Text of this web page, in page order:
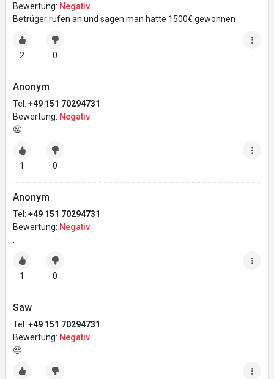
Bewertung: Negativ
Betrüger rufen an und sagen man hätte 1500€ gewonnen
2 0
Anonym
Tel: +49 151 70294731
Bewertung: Negativ
🤬
1 0
Anonym
Tel: +49 151 70294731
Bewertung: Negativ
1 0
Saw
Tel: +49 151 70294731
Bewertung: Negativ
😤